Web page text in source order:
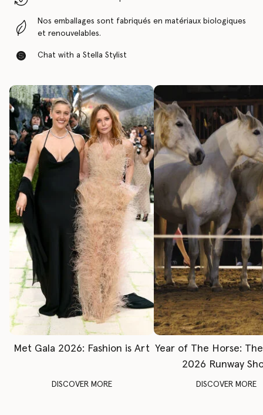
Nos emballages sont fabriqués en matériaux biologiques
et renouvelables.
Chat with a Stella Stylist
Met Gala 2026: Fashion is Art
DISCOVER MORE
Year of The Horse:
2026 Runway
DISCOVER MORE